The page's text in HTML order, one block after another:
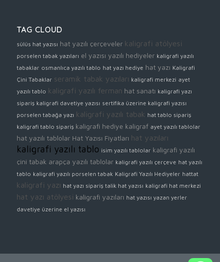
TAG CLOUD
sülüs hat yazısı hat yazılı çerçeveler kaligrafi atölyesi
porselen tabak yazıları el yazısı yazılı hediyeler kaligrafi yazılı
tabaklar osmanlıca yazılı tablo hat yazı hediye hat yazı Kaligrafi
Çini Tabaklar seramik tabak yazıları kaligrafi merkezi ayet
yazılı tablo kaligrafi yazılı ferman hat sanatı kaligrafi yazı
sipariş kaligrafi davetiye yazısı sertifika üzerine kaligrafi yazısı
porselen tabağa yazı kaligrafi yazılı tabak hat tablo sipariş
kaligrafi tablo sipariş kaligrafi hediye kaligraf ayet yazılı tablolar
hat yazılı tablolar Hat Yazısı Fiyatları hat yazıları
kaligrafi yazılı tablo isim yazılı tablolar kaligrafi yazılı
çini tabak arapça yazılı tablolar kaligrafi yazılı çerçeve hat yazılı
tablo kaligrafi yazılı porselen tabak Kaligrafi Yazılı Hediyeler hattat
kaligrafi yazı hat yazı sipariş talik hat yazısı kaligrafi hat merkezi
hat yazı atölyesi kaligrafi yazıları hat yazısı yazan yerler
davetiye üzerine el yazısı